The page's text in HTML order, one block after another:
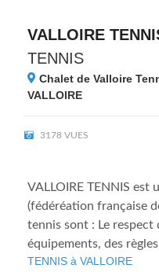
VALLOIRE
TENNIS
Chalet de Valloire
VALLOIRE
3178 VUES
VALLOIRE TENNIS est
(fédéréation française
tennis sont : Le respect
équipements, des
TENNIS à VALLOIRE